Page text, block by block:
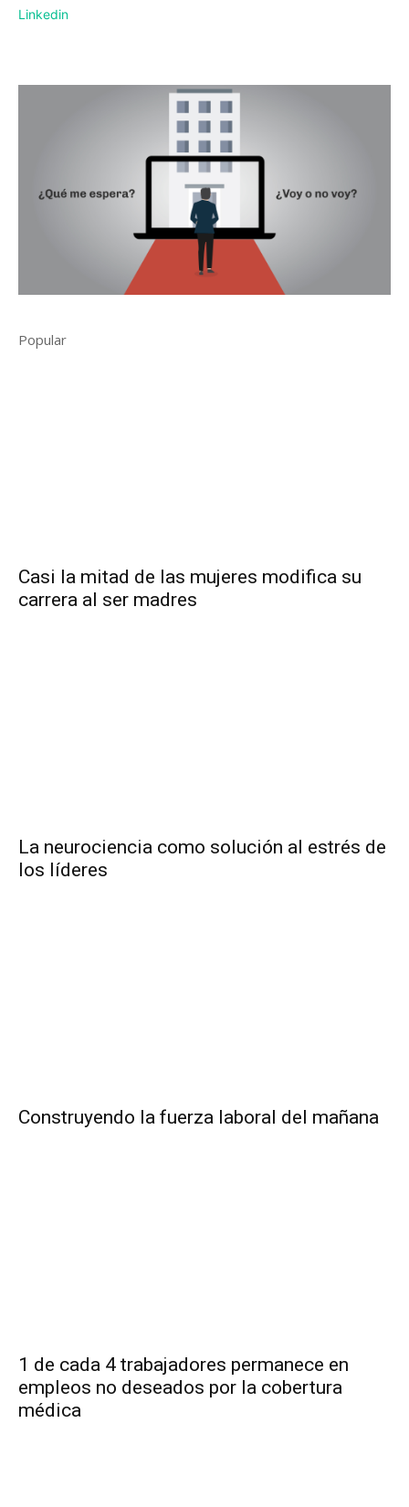
Linkedin
Popular
Casi la mitad de las mujeres modifica su
carrera al ser madres
La neurociencia como solución al estrés de
los líderes
Construyendo la fuerza laboral del mañana
1 de cada 4 trabajadores permanece en
empleos no deseados por la cobertura
médica